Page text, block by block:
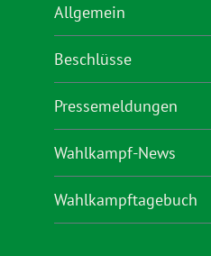
Allgemein
Beschlüsse
Pressemeldungen
Wahlkampf-News
Wahlkampftagebuch